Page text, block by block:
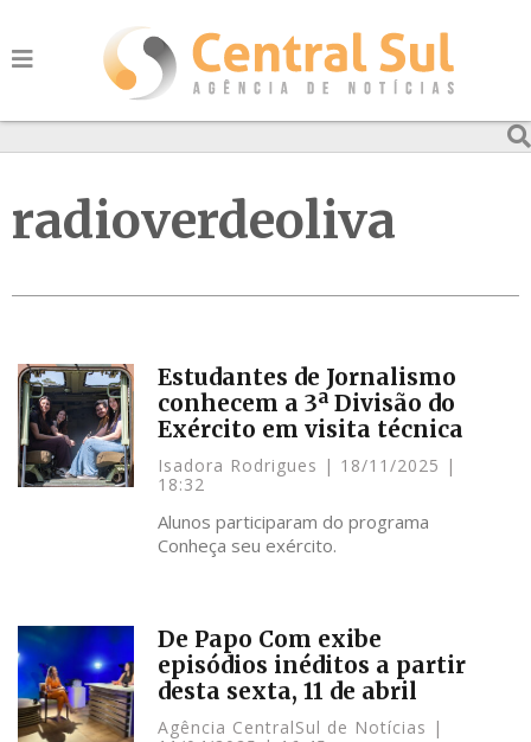
radioverdeoliva
Estudantes de Jornalismo
conhecem a 3ª Divisão do
Exército em visita técnica
Isadora Rodrigues
18/11/2025
18:32
Alunos participaram do programa
Conheça seu exército.
De Papo Com exibe
episódios inéditos a partir
desta sexta, 11 de abril
Agência CentralSul de Notícias